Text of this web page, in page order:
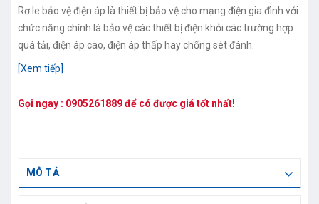
Rơ le bảo vệ điện áp là thiết bị bảo vệ cho mạng điện gia đình với
chức năng chính là bảo vệ các thiết bị điện khỏi các trường hợp
quá tải, điện áp cao, điện áp thấp hay chống sét đánh.
[Xem tiếp]
Gọi ngay : 0905261889để có được giá tốt nhất!
MÔ TẢ